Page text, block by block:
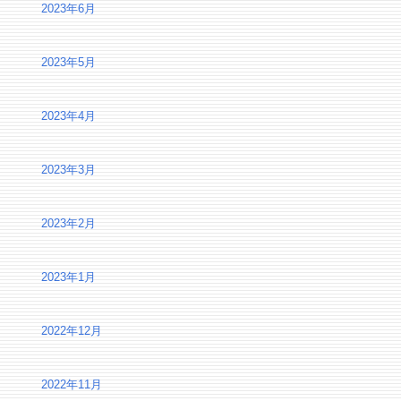
2023年6月
2023年5月
2023年4月
2023年3月
2023年2月
2023年1月
2022年12月
2022年11月